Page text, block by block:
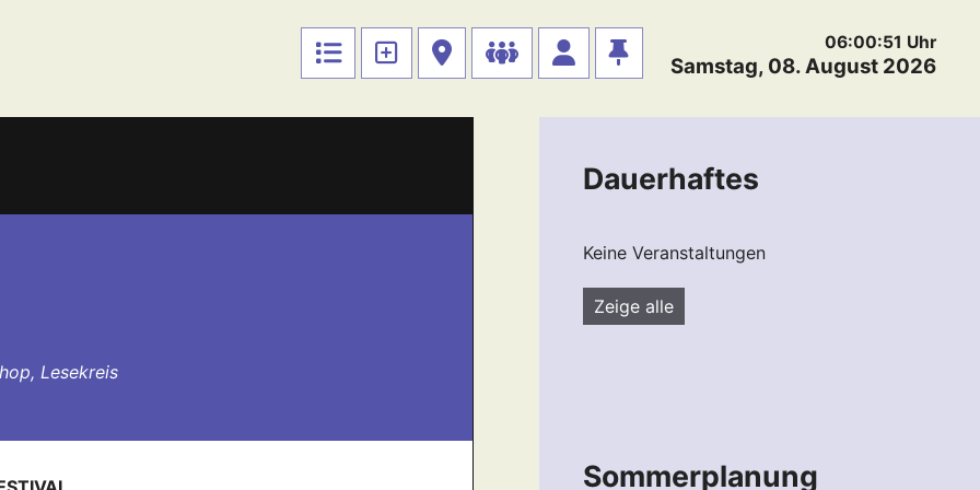
06:00:51 Uhr
Samstag, 08. August 2026
Lesekreis
Dauerhaftes
Keine Veranstaltungen
Zeige alle
Sommerplanung